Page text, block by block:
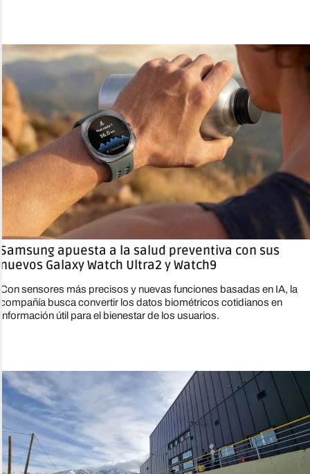
Samsung apuesta a la salud preventiva con sus
nuevos Galaxy Watch Ultra2 y Watch9
Con sensores más precisos y nuevas funciones basadas en IA, la
compañía busca convertir los datos biométricos cotidianos en
información útil para el bienestar de los usuarios.